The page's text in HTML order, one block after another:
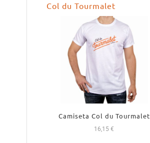
era:
52,00 €.
Col du Tourmalet
Camiseta Col du Tourmalet
16,15€